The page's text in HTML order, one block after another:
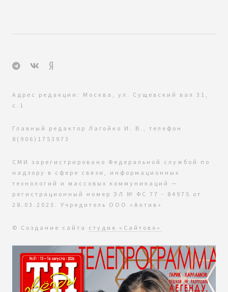
Адрес редакции: Москва, ул. Сущевский вал 31,
с.1
Главный редактор Лагойко И. В., телефон
8(906)1753973
СМИ зарегистрировано Федеральной службой по
надзору в сфере связи, информационных
технологий и массовых коммуникаций —
регистрационный номер ЭЛ № ФС 77 - 84975 от
28.03.2023. Учредитель ООО «Актив»
© Создание сайта студия «Сайтово»